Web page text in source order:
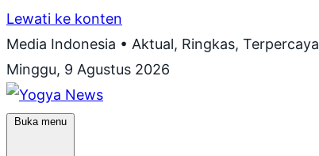
Lewati ke konten
Media Indonesia • Aktual, Ringkas, Terpercaya
Minggu, 9 Agustus 2026
Buka menu